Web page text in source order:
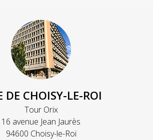
DE CHOISY-LE-ROI
Tour Orix
16 avenue Jean Jaurès
94600 Choisy-le-Roi